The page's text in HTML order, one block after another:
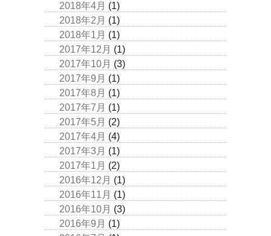
2018年4月 (1)
2018年2月 (1)
2018年1月 (1)
2017年12月 (1)
2017年10月 (3)
2017年9月 (1)
2017年8月 (1)
2017年7月 (1)
2017年5月 (2)
2017年4月 (4)
2017年3月 (1)
2017年1月 (2)
2016年12月 (1)
2016年11月 (1)
2016年10月 (3)
2016年9月 (1)